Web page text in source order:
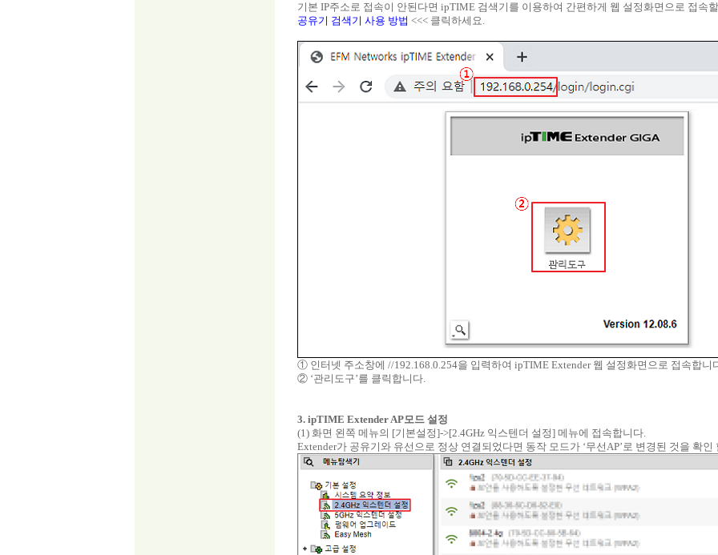
기본 IP주소로 접속이 안된다면 ipTIME 검색기를 이용하여 간편하게 웹 설정화면으로 접속
공유기 검색기 사용 방법<<< 클릭하세요.
① 인터넷 주소창에 //192.168.0.254을 입력하여 ipTIME Extender 웹 설정화면으로 접속합니
② ‘관리도구’를 클릭합니다.
3. ipTIME Extender AP모드 설정
(1) 화면 왼쪽 메뉴의 [기본설정]->[2.4GHz 익스텐더 설정] 메뉴에 접속합니다.
Extender가 공유기와 유선으로 정상 연결되었다면 동작 모드가 ‘무선AP’로 변경된 것을 확인